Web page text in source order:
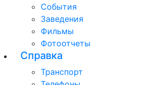
События
Заведения
Фильмы
Фотоотчеты
Справка
Транспорт